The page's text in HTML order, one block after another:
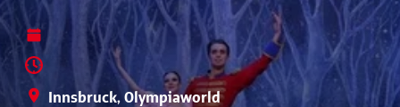
Innsbruck, Olympiaworld